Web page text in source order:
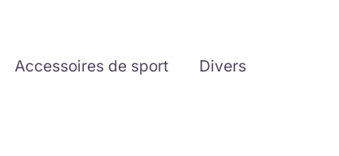
Accessoires de sport Divers